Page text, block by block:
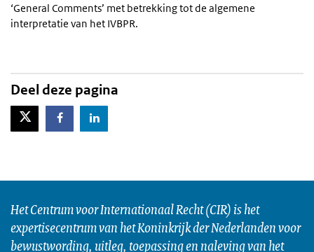
‘General Comments’ met betrekking tot de algemene
interpretatie van het IVBPR.
Deel deze pagina
X-TwitterFacebookLinkedIn
Het Centrum voor Internationaal Recht (CIR) is het
expertisecentrum van het Koninkrijk der Nederlanden voor
bewustwording, uitleg, toepassing en naleving van het